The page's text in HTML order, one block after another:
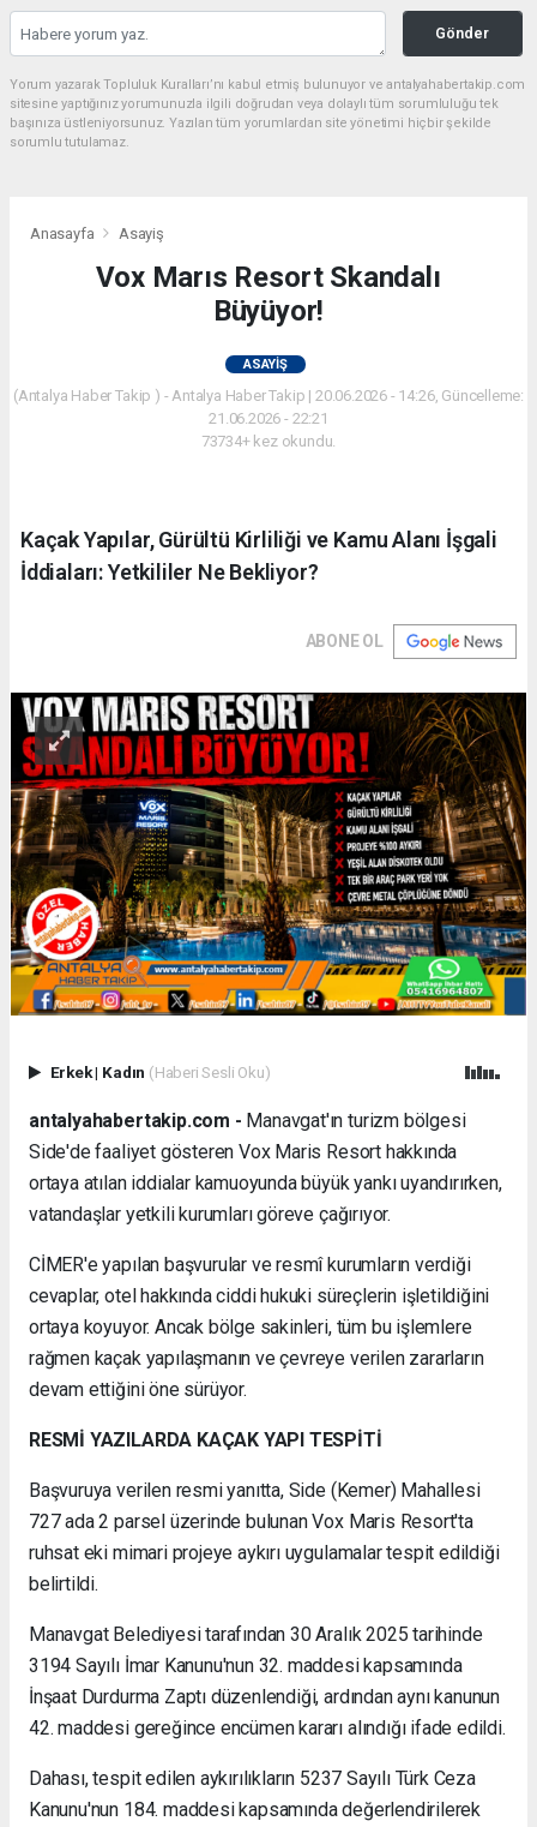
Gönder
Yorum yazarak Topluluk Kuralları’nı kabul etmiş bulunuyor ve antalyahabertakip.com
sitesine yaptığınız yorumunuzla ilgili doğrudan veya dolaylı tüm sorumluluğu tek
başınıza üstleniyorsunuz. Yazılan tüm yorumlardan site yönetimi hiçbir şekilde
sorumlu tutulamaz.
Anasayfa Asayiş
Vox Marıs Resort Skandalı
Büyüyor!
ASAYIŞ
(Antalya Haber Takip ) - Antalya Haber Takip | 20.06.2026 - 14:26, Güncelleme:
21.06.2026 - 22:21
73734+ kez okundu.
Kaçak Yapılar, Gürültü Kirliliği ve Kamu Alanı İşgali
İddiaları: Yetkililer Ne Bekliyor?
ABONE OL
Erkek| Kadın (Haberi Sesli Oku)
antalyahabertakip.com - Manavgat'ın turizm bölgesi
Side'de faaliyet gösteren Vox Maris Resort hakkında
ortaya atılan iddialar kamuoyunda büyük yankı uyandırırken,
vatandaşlar yetkili kurumları göreve çağırıyor.
CİMER'e yapılan başvurular ve resmî kurumların verdiği
cevaplar, otel hakkında ciddi hukuki süreçlerin işletildiğini
ortaya koyuyor. Ancak bölge sakinleri, tüm bu işlemlere
rağmen kaçak yapılaşmanın ve çevreye verilen zararların
devam ettiğini öne sürüyor.
RESMİ YAZILARDA KAÇAK YAPI TESPİTİ
Başvuruya verilen resmi yanıtta, Side (Kemer) Mahallesi
727 ada 2 parsel üzerinde bulunan Vox Maris Resort'ta
ruhsat eki mimari projeye aykırı uygulamalar tespit edildiği
belirtildi.
Manavgat Belediyesi tarafından 30 Aralık 2025 tarihinde
3194 Sayılı İmar Kanunu'nun 32. maddesi kapsamında
İnşaat Durdurma Zaptı düzenlendiği, ardından aynı kanunun
42. maddesi gereğince encümen kararı alındığı ifade edildi.
Dahası, tespit edilen aykırılıkların 5237 Sayılı Türk Ceza
Kanunu'nun 184. maddesi kapsamında değerlendirilerek